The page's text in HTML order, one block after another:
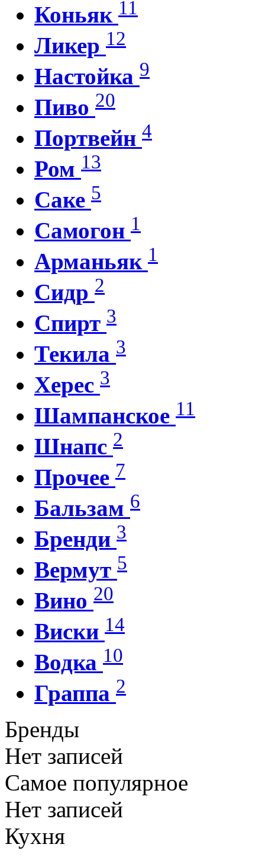
Коньяк 11
Ликер 12
Настойка 9
Пиво 20
Портвейн 4
Ром 13
Саке 5
Самогон 1
Арманьяк 1
Сидр 2
Спирт 3
Текила 3
Херес 3
Шампанское 11
Шнапс 2
Прочее 7
Бальзам 6
Бренди 3
Вермут 5
Вино 20
Виски 14
Водка 10
Граппа 2
Бренды
Нет записей
Самое популярное
Нет записей
Кухня